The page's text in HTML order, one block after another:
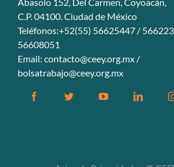
C.P. 04100. Ciudad de México
Teléfonos:+52(55) 56625447 /
56608051
Email: contacto@ceey.org.mx /
bolsatrabajo@ceey.org.mx